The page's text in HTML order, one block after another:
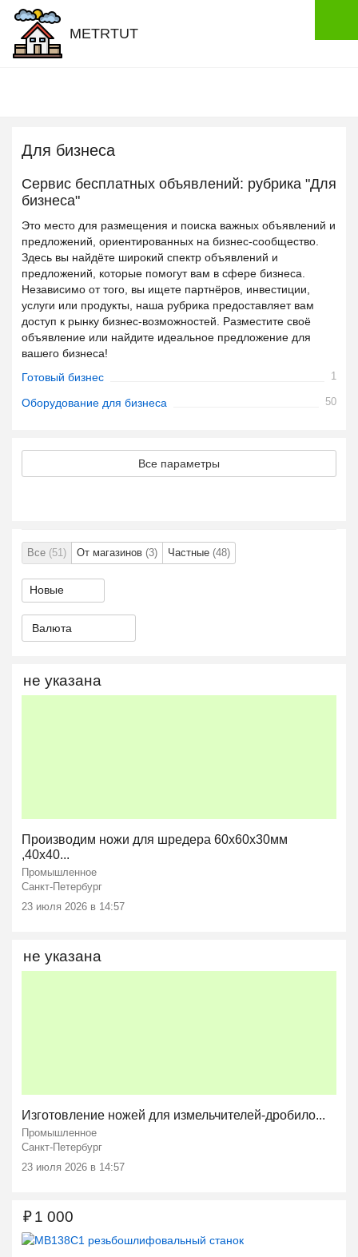
METRTUT
Для бизнеса
Сервис бесплатных объявлений: рубрика "Для
бизнеса"
Это место для размещения и поиска важных объявлений и
предложений, ориентированных на бизнес-сообщество.
Здесь вы найдёте широкий спектр объявлений и
предложений, которые помогут вам в сфере бизнеса.
Независимо от того, вы ищете партнёров, инвестиции,
услуги или продукты, наша рубрика предоставляет вам
доступ к рынку бизнес-возможностей. Разместите своё
объявление или найдите идеальное предложение для
вашего бизнеса!
Готовый бизнес
1
Оборудование для бизнеса 50
Все параметры
Все (51) От магазинов (3) Частные (48)
Валюта
Производим ножи для шредера 60х60х30мм
,40х40...
Промышленное
Санкт-Петербург
23 июля 2026 в 14:57
не указана
Изготовление ножей для измельчителей-дробило...
Промышленное
Санкт-Петербург
23 июля 2026 в 14:57
не указана
₽1 000